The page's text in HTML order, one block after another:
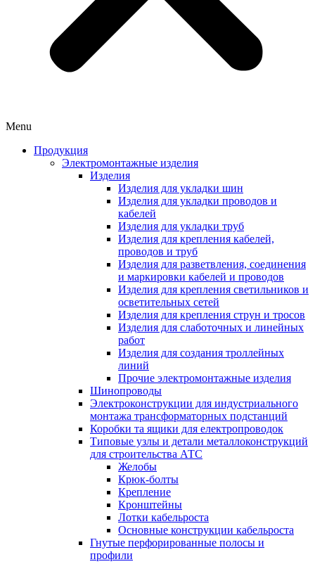
Menu
Продукция
Электромонтажные изделия
Изделия
Изделия для укладки шин
Изделия для укладки проводов и
кабелей
Изделия для укладки труб
Изделия для крепления кабелей,
проводов и труб
Изделия для разветвления, соединения
и маркировки кабелей и проводов
Изделия для крепления светильников и
осветительных сетей
Изделия для крепления струн и тросов
Изделия для слаботочных и линейных
работ
Изделия для создания троллейных
линий
Прочие электромонтажные изделия
Шинопроводы
Электроконструкции для индустриального
монтажа трансформаторных подстанций
Коробки та ящики для електропроводок
Типовые узлы и детали металлоконструкций
для строительства АТС
Желобы
Крюк-болты
Крепление
Кронштейны
Лотки кабельроста
Основные конструкции кабельроста
Гнутые перфорированные полосы и
профили